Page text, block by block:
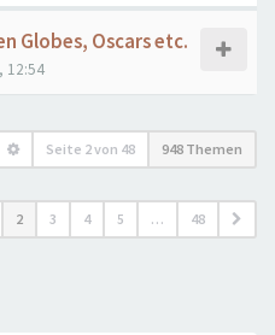
Globes, Oscars etc.
12:54
Seite 2von 48 948 Themen
2 3 4 5 … 48